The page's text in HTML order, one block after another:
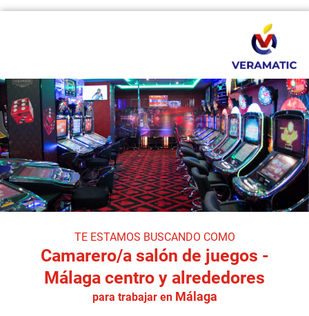
TE ESTAMOS BUSCANDO COMO
Camarero/a salón de juegos -
Málaga centro y alrededores
para trabajar enMálaga